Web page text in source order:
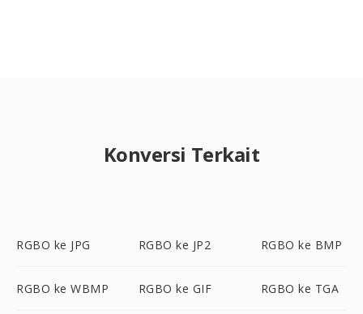
Konversi Terkait
RGBO ke JPG RGBO ke JP2 RGBO ke BMP
RGBO ke WBMP RGBO ke GIF RGBO ke TGA